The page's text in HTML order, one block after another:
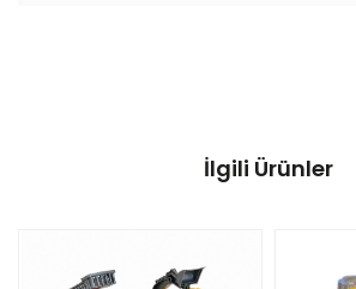
İlgili Ürünler